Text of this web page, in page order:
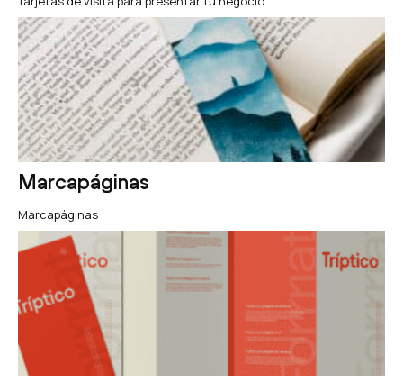
Marcapáginas
Marcapáginas